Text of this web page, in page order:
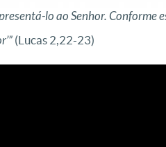
lo ao Senhor. Conforme
(Lucas 2,22-23)